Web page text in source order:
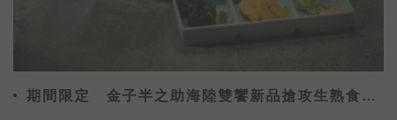
期間限定 金子半之助海陸雙饗新品搶攻生熟食市